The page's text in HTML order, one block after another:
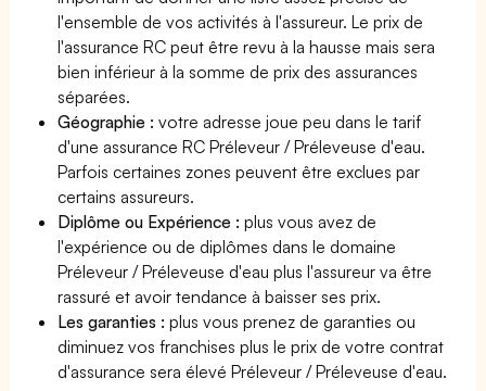
l'ensemble de vos activités à l'assureur. Le prix de
l'assurance RC peut être revu à la hausse mais sera
bien inférieur à la somme de prix des assurances
séparées.
Géographie :votre adresse joue peu dans le tarif
d'une assurance RC Préleveur / Préleveuse d'eau.
Parfois certaines zones peuvent être exclues par
certains assureurs.
Diplôme ou Expérience :plus vous avez de
l'expérience ou de diplômes dans le domaine
Préleveur / Préleveuse d'eau plus l'assureur va être
rassuré et avoir tendance à baisser ses prix.
Les garanties :plus vous prenez de garanties ou
diminuez vos franchises plus le prix de votre contrat
d'assurance sera élevé Préleveur / Préleveuse d'eau.